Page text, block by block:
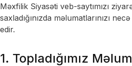
Məxfilik Siyasəti veb-saytımızı
saxladığınızda məlumatlarınızı
edir.
1. Topladığımız